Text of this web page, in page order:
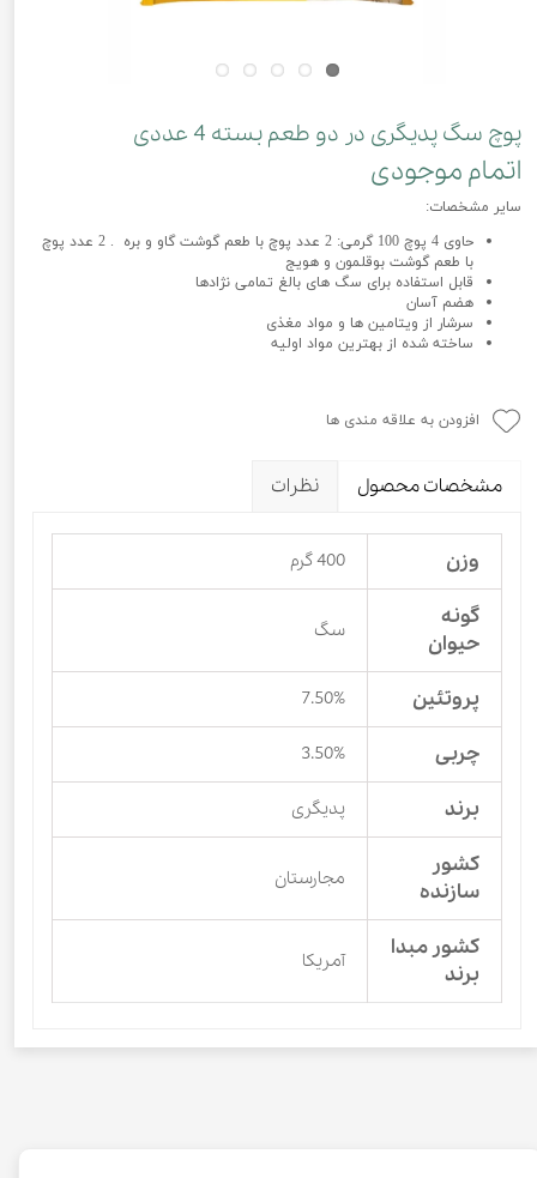
پوچ سگ پدیگری در دو طعم بسته 4 عددی
اتمام موجودی
سایر مشخصات:
حاوی 4 پوچ 100 گرمی: 2 عدد پوچ با طعم گوشت گاو و بره . 2 عدد پوچ
با طعم گوشت بوقلمون و هویج
قابل استفاده برای سگ های بالغ تمامی نژادها
هضم آسان
سرشار از ویتامین ها و مواد مغذی
ساخته شده از بهترین مواد اولیه
افزودن به علاقه مندی ها
مشخصات محصول نظرات
وزن 400 گرم
گونه
حیوان
سگ
پروتئین 7.50%
چربی 3.50%
برند پدیگری
کشور
سازنده
مجارستان
کشور مبدا
برند
آمریکا